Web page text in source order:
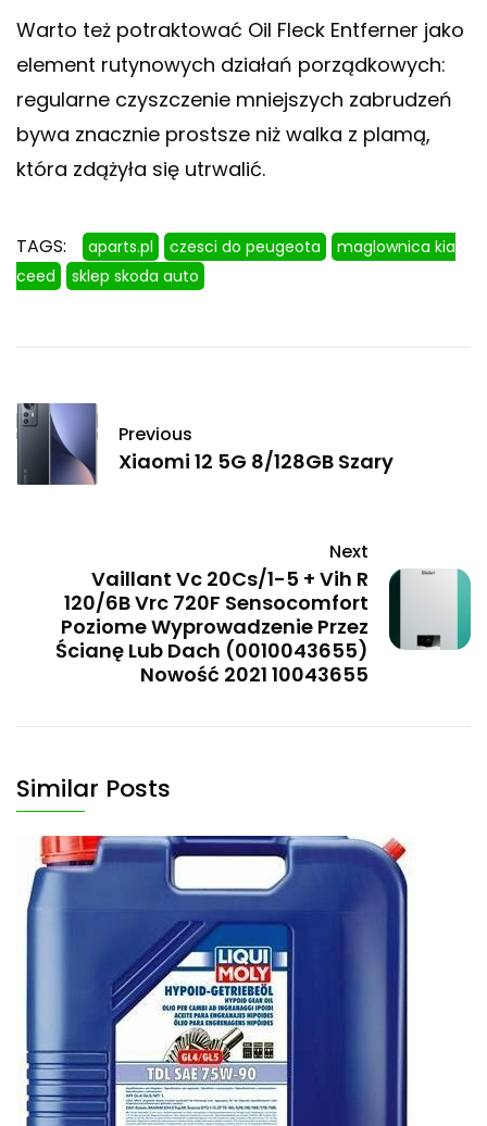
Warto też potraktować Oil Fleck Entferner jako
element rutynowych działań porządkowych:
regularne czyszczenie mniejszych zabrudzeń
bywa znacznie prostsze niż walka z plamą,
która zdążyła się utrwalić.
TAGS: aparts.pl czesci do peugeota
maglownica kia
ceed
sklep skoda auto
Previous
Xiaomi 12 5G 8/128GB Szary
Next
Vaillant Vc 20Cs/1-5 + Vih R
120/6B Vrc 720F Sensocomfort
Poziome Wyprowadzenie Przez
Ścianę Lub Dach (0010043655)
Nowość 2021 10043655
Similar Posts